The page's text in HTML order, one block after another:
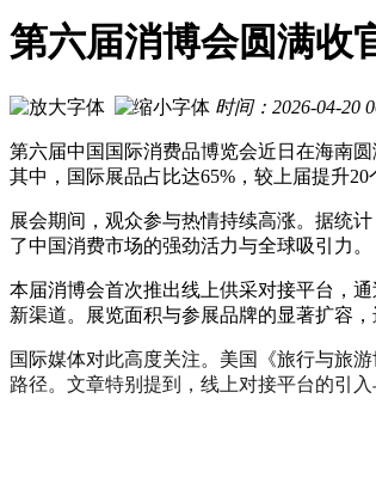
龚宇北影节论道：AI重塑影视生态，成本
高德首款具身机器人途途亮相：能导盲会
蔚来全国布局8766座充换电站，换电服务
第六届消博会圆满收
时间：2026-04-20
第六届中国国际消费品博览会近日在海南
其中，国际展品占比达65%，较上届提升
展会期间，观众参与热情持续高涨。据统
了中国消费市场的强劲活力与全球吸引力。
本届消博会首次推出线上供采对接平台，
新渠道。展览面积与参展品牌的显著扩容
国际媒体对此高度关注。美国《旅行与旅
路径。文章特别提到，线上对接平台的引